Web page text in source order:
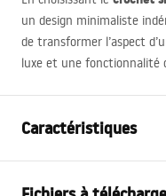
un design minimaliste
de transformer l’aspect
luxe et une fonctionnalité
Caractéristiques